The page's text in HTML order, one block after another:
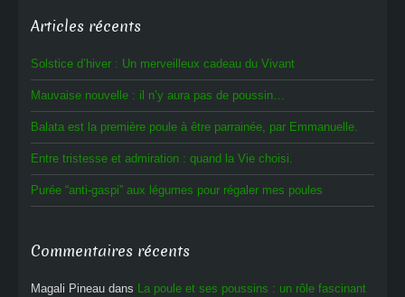
Articles récents
Solstice d’hiver : Un merveilleux cadeau du Vivant
Mauvaise nouvelle : il n’y aura pas de poussin…
Balata est la première poule à être parrainée, par Emmanuelle.
Entre tristesse et admiration : quand la Vie choisi.
Purée “anti-gaspi” aux légumes pour régaler mes poules
Commentaires récents
Magali Pineau dans La poule et ses poussins : un rôle fascinant